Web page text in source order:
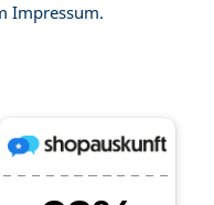
Impressum.